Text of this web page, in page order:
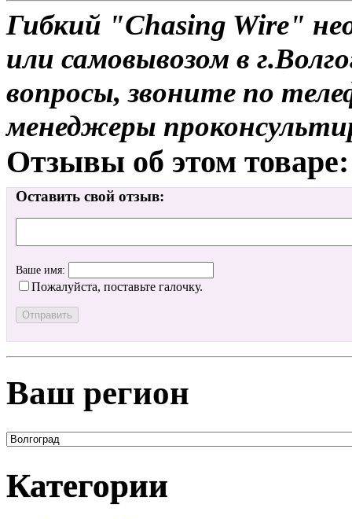
Гибкий "Chasing Wire"
или самовывозом в
вопросы, звоните по
менеджеры
Отзывы об этом товаре:
Оставить свой отзыв:
Ваше имя:
Пожалуйста, поставьте галочку.
Ваш регион
Категории